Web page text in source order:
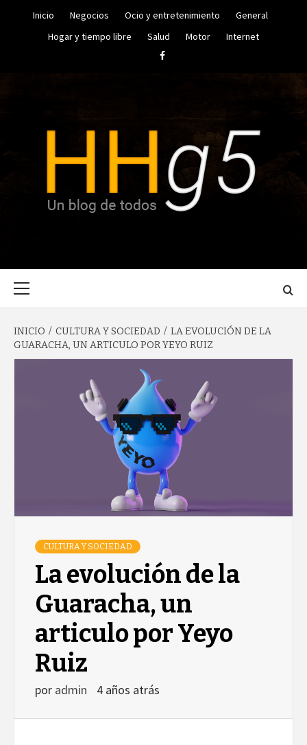
Inicio Negocios Ocio y entretenimiento
General
Hogar y tiempo libre
Salud Motor
Internet
Facebook
GARCÍA'S
BLOG
INICIO CULTURA Y SOCIEDAD
LA EVOLUCIÓN DE LA
GUARACHA, UN ARTICULO POR YEYO RUIZ
CULTURA Y SOCIEDAD
La evolución de la
Guaracha, un
articulo por Yeyo
Ruiz
por admin 4 años atrás